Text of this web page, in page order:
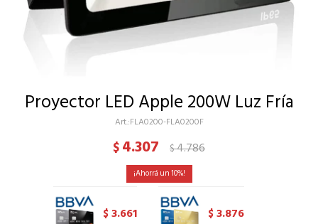
Proyector LED Apple 200W Luz Fría
FLA0200-FLA0200F
$4.307 $4.786
10
$3.661 $3.876